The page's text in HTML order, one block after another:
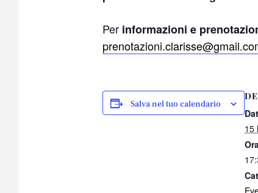
Per informazioni e
Salva nel tuo calendario
15